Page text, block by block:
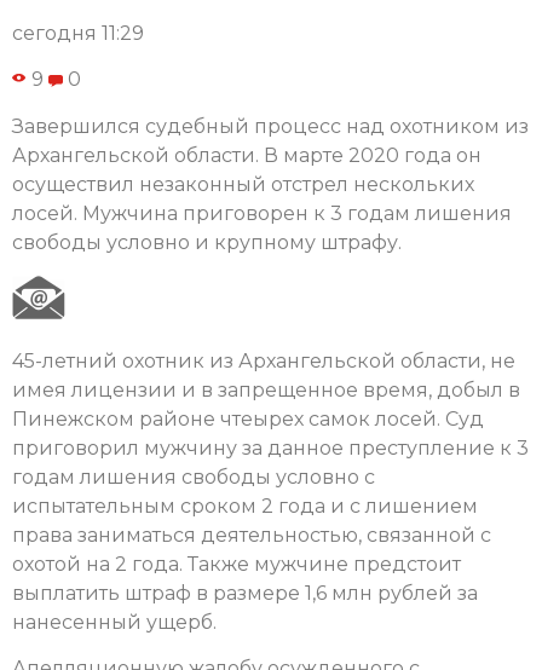
сегодня 11:29
9 0
Завершился судебный процесс над охотником из
Архангельской области. В марте 2020 года он
осуществил незаконный отстрел нескольких
лосей. Мужчина приговорен к 3 годам лишения
свободы условно и крупному штрафу.
45-летний охотник из Архангельской области, не
имея лицензии и в запрещенное время, добыл в
Пинежском районе чтеырех самок лосей. Суд
приговорил мужчину за данное преступление к 3
годам лишения свободы условно с
испытательным сроком 2 года и с лишением
права заниматься деятельностью, связанной с
охотой на 2 года. Также мужчине предстоит
выплатить штраф в размере 1,6 млн рублей за
нанесенный ущерб.